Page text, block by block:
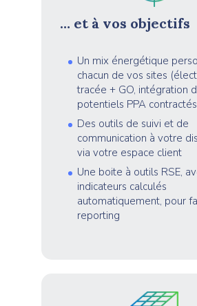
… et à vos objectifs
Un mix énergétique
chacun de vos sites
tracée + GO, intégration
potentiels PPA
Des outils de suivi et de
communication à votre
via votre espace client
Une boite à outils RSE,
indicateurs calculés
automatiquement, pour
reporting